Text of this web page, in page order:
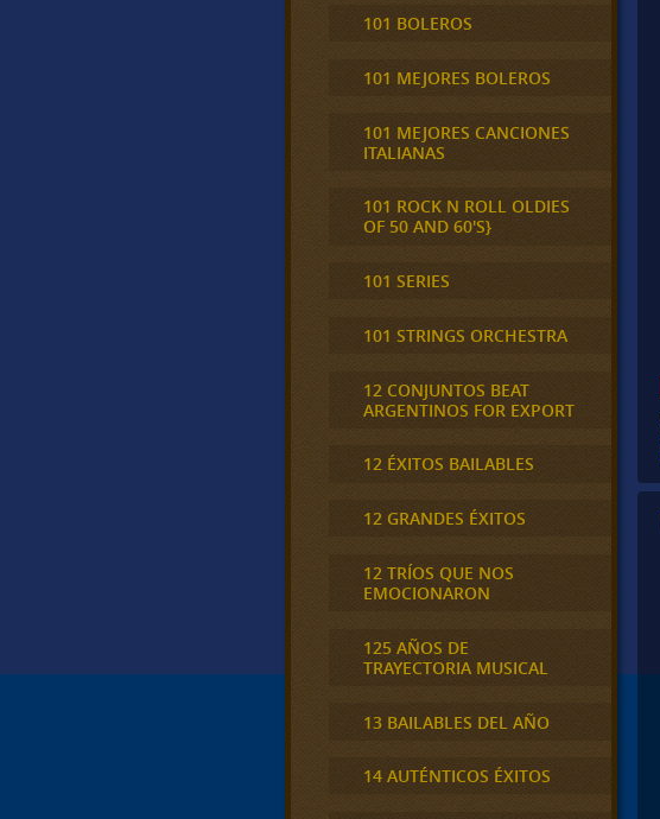
101 BOLEROS
101 MEJORES BOLEROS
101 MEJORES CANCIONES
ITALIANAS
101 ROCK N ROLL OLDIES
OF 50 AND 60'S}
101 SERIES
101 STRINGS ORCHESTRA
12 CONJUNTOS BEAT
ARGENTINOS FOR EXPORT
12 ÉXITOS BAILABLES
12 GRANDES ÉXITOS
12 TRÍOS QUE NOS
EMOCIONARON
125 AÑOS DE
TRAYECTORIA MUSICAL
13 BAILABLES DEL AÑO
14 AUTÉNTICOS ÉXITOS